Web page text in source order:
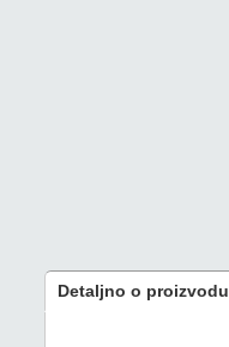
Detaljno o proizvodu